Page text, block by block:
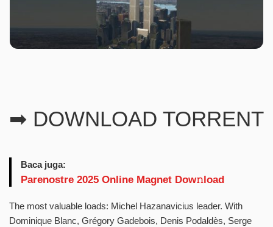
➡ DOWNLOAD TORRENT
Baca juga:
Parenostre 2025 Online Magnet Dow𝚗load
The most valuable loads: Michel Hazanavicius leader. With
Dominique Blanc, Grégory Gadebois, Denis Podaldès, Serge